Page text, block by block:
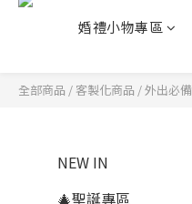
婚禮小物專區
全部商品 / 客製化商品 /外出必備
NEW IN
🎄聖誕專區